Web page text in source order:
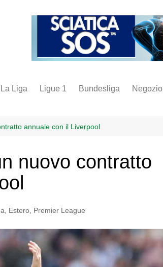
La Liga Ligue 1 Bundesliga Negozio
napoli
annuale con il Liverpool
nuovo contratto
Estero Premier League